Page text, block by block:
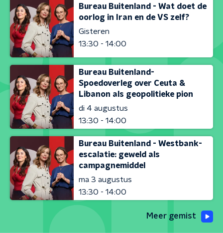
Bureau Buitenland - Wat doet de
oorlog in Iran en de VS zelf?
Gisteren
13:30 - 14:00
Bureau Buitenland-
Spoedoverleg over Ceuta &
Libanon als geopolitieke pion
di 4 augustus
13:30 - 14:00
Bureau Buitenland - Westbank-
escalatie: geweld als
campagnemiddel
ma 3 augustus
13:30 - 14:00
Meer gemist